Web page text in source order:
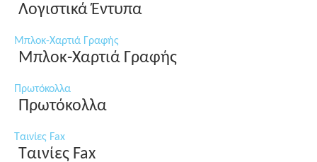
Λογιστικά Έντυπα
Μπλοκ-Χαρτιά Γραφής
Μπλοκ-Χαρτιά Γραφής
Πρωτόκολλα
Πρωτόκολλα
Ταινίες Fax
Ταινίες Fax